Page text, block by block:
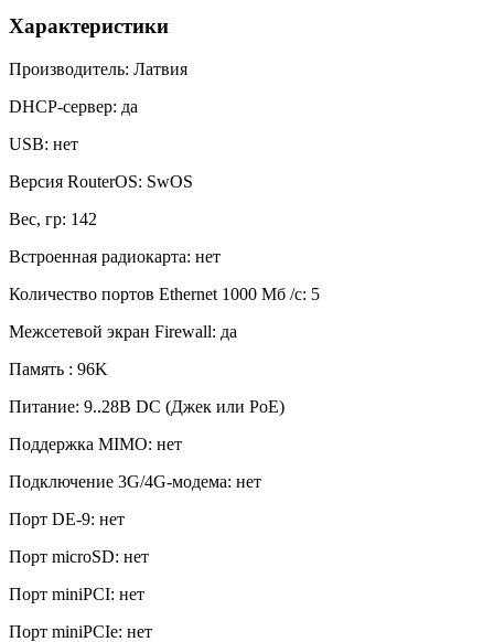
Характеристики
Производитель: Латвия
DHCP-сервер: да
USB: нет
Версия RouterOS: SwOS
Вес, гр: 142
Встроенная радиокарта: нет
Количество портов Ethernet 1000 Мб /с: 5
Межсетевой экран Firewall: да
Память : 96K
Питание: 9..28В DC (Джек или PoE)
Поддержка MIMO: нет
Подключение 3G/4G-модема: нет
Порт DE-9: нет
Порт microSD: нет
Порт miniPCI: нет
Порт miniPCIe: нет